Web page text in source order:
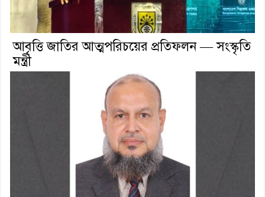
আবৃত্তি জাতির আত্মপরিচয়ের প্রতিফলন — সংস্কৃতি
মন্ত্রী